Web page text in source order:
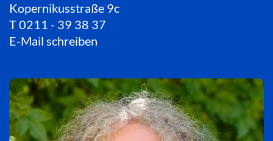
Kopernikusstraße 9c
T0211 - 39 38 37
E-Mail schreiben